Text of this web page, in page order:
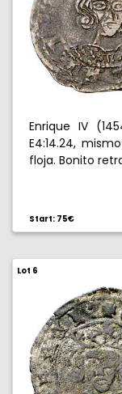
Enrique IV
E4:14.24,
floja. Bonito
Start: 75€
Lot 6